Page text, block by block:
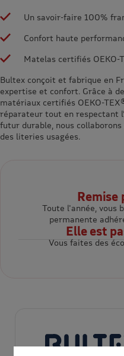
Un savoir-faire 100%
Confort haute
Matelas certifiés OEKO-
Bultex conçoit et fabrique en
expertise et confort. Grâce à
matériaux certifiés OEKO-
réparateur tout en respectant
futur durable, nous
des literies usagées.
Remise
Toute l'année, vous
permanente
Elle est
Vous faites des